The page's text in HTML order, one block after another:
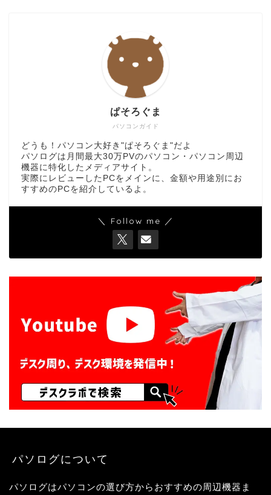
パソコンガイド
ぱそろぐま
どうも！パソコン大好き"ぱそろぐま"だよ
パソログは月間最大30万PVのパソコン・パソコン周辺
機器に特化したメディアサイト。
実際にレビューしたPCをメインに、金額や用途別にお
すすめのPCを紹介しているよ。
＼ Follow me ／
パソログについて
パソログはパソコンの選び方からおすすめの周辺機器ま